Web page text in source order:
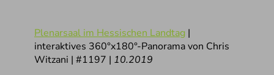
Plenarsaal im Hessischen Landtag |
interaktives 360°x180°-Panorama von Chris
Witzani | #1197 | 10.2019